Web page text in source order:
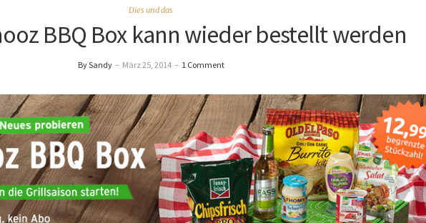
Dies und das
BBQ Box kann wieder bestellt werden
By Sandy – März 25, 2014 – 1 Comment